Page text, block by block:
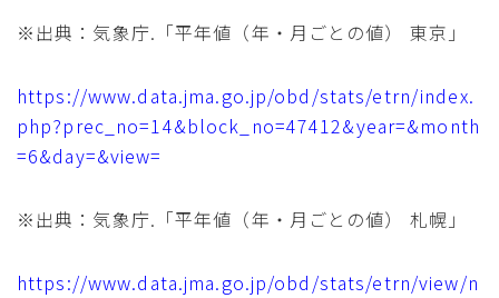
※出典：気象庁.「平年値（年・月ごとの値） 東京」
https://www.data.jma.go.jp/obd/stats/etrn/index.
php?prec_no=14&block_no=47412&year=&month
=6&day=&view=
※出典：気象庁.「平年値（年・月ごとの値） 札幌」
https://www.data.jma.go.jp/obd/stats/etrn/view/n